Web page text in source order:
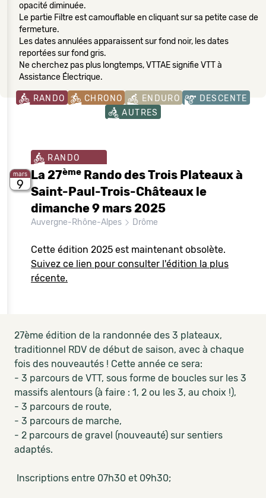
opacité diminuée.
Le partie Filtre est camouflable en cliquant sur sa petite case de
fermeture.
Les dates annulées apparaissent sur fond noir, les dates
reportées sur fond gris.
Ne cherchez pas plus longtemps, VTTAE signifie VTT à
Assistance Électrique.
RANDO CHRONO ENDURO
DESCENTE
AUTRES
mars
9
RANDO
La 27ème Rando des Trois Plateaux à
Saint-Paul-Trois-Châteaux le
dimanche 9 mars 2025
Auvergne-Rhône-Alpes Drôme
Cette édition 2025 est maintenant obsolète.
Suivez ce lien pour consulter l'édition la plus
récente.
27ème édition de la randonnée des 3 plateaux,
traditionnel RDV de début de saison, avec à chaque
fois des nouveautés ! Cette année ce sera:
- 3 parcours de VTT, sous forme de boucles sur les 3
massifs alentours (à faire : 1, 2 ou les 3, au choix !),
- 3 parcours de route,
- 3 parcours de marche,
- 2 parcours de gravel (nouveauté) sur sentiers
adaptés.
Inscriptions entre 07h30 et 09h30;